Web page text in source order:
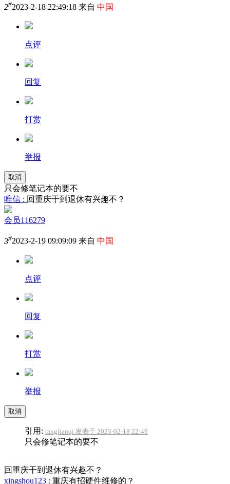
2#2023-2-18 22:49:18 来自 中国
点评
回复
打赏
举报
取消
只会修笔记本的要不
唯信 : 回重庆干到退休有兴趣不？
会员116279
3#2023-2-19 09:09:09 来自 中国
点评
回复
打赏
举报
取消
引用: tanglianqi 发表于 2023-02-18 22:49
只会修笔记本的要不
回重庆干到退休有兴趣不？
xingshou123 : 重庆有招硬件维修的？